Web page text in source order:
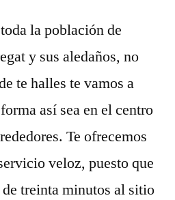
la población de
y sus aledaños, no
te halles te vamos a
así sea en el centro
Te ofrecemos
veloz, puesto que
treinta minutos al sitio